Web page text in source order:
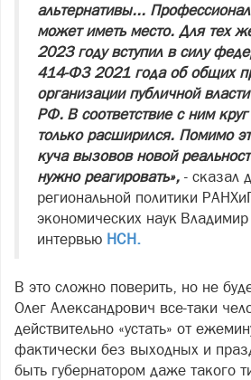
альтернативы...
может иметь место. Для тех
2023 году вступил в силу
414-ФЗ 2021 года об общих
организации публичной
РФ. В соответствие с ним
только расширился. Помимо
куча вызовов новой
нужно реагировать», - сказал
региональной политики
экономических наук
интервью НСН.
В это сложно поверить, но не
Олег Александрович все-таки
действительно «устать» от
фактически без выходных и
быть губернатором даже такого